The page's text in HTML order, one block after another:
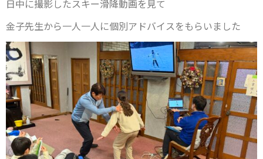
日中に撮影したスキー滑降動画を見て
金子先生から一人一人に個別アドバイスをもらいました